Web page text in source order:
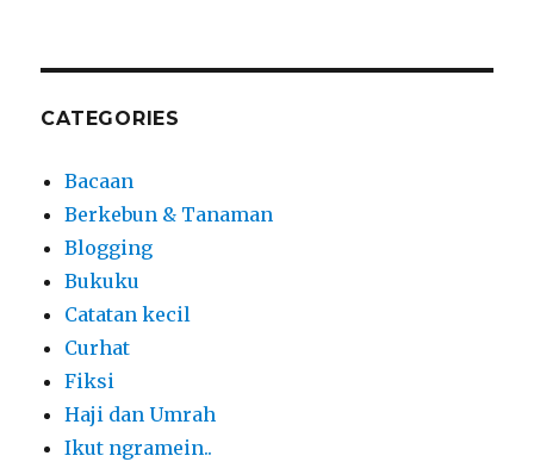
CATEGORIES
Bacaan
Berkebun & Tanaman
Blogging
Bukuku
Catatan kecil
Curhat
Fiksi
Haji dan Umrah
Ikut ngramein..